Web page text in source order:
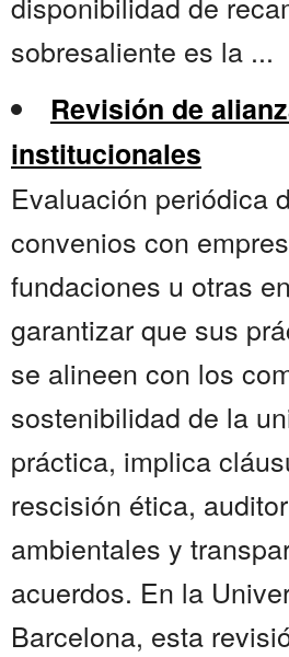
sobresaliente es la ...
Revisión de
institucionales
Evaluación periódica
convenios con
fundaciones u otras
garantizar que sus
se alineen con los
sostenibilidad de la
práctica, implica
rescisión ética,
ambientales y
acuerdos. En la
Barcelona, esta